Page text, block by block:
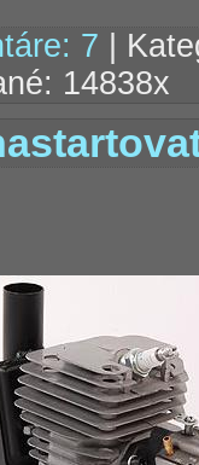
7 |
14838x